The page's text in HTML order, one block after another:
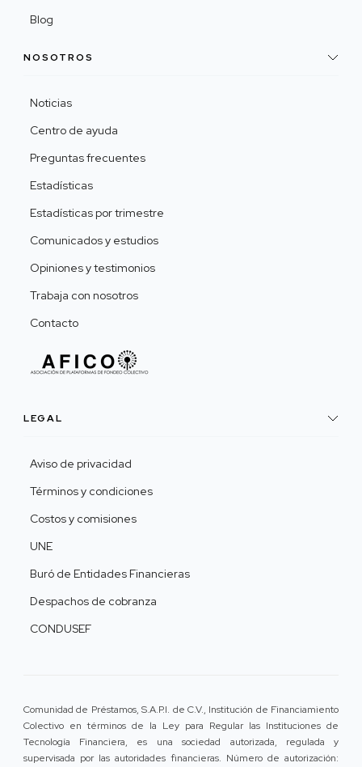
Blog
NOSOTROS
Noticias
Centro de ayuda
Preguntas frecuentes
Estadísticas
Estadísticas por trimestre
Comunicados y estudios
Opiniones y testimonios
Trabaja con nosotros
Contacto
LEGAL
Aviso de privacidad
Términos y condiciones
Costos y comisiones
UNE
Buró de Entidades Financieras
Despachos de cobranza
CONDUSEF
Comunidad de Préstamos, S.A.P.I. de C.V., Institución de Financiamiento
Colectivo en términos de la Ley para Regular las Instituciones de
Tecnología Financiera, es una sociedad autorizada, regulada y
supervisada por las autoridades financieras. Número de autorización: